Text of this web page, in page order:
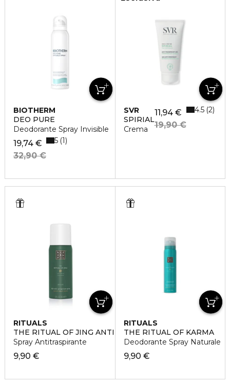
BIOTHERM
DEO PURE
Deodorante Spray Invisible
19,74 €
32,90 €
5 1
SVR
SPIRIAL
Crema
11,94 €
19,90 €
4.5 2
RITUALS
THE RITUAL OF JING ANTI-PERSPIRANT SPRAY
Spray Antitraspirante
9,90 €
RITUALS
THE RITUAL OF KARMA
Deodorante Spray Naturale
9,90 €